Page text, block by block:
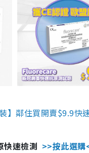
】鄰住買開賣$9.9快
快速檢測 >>按此選購